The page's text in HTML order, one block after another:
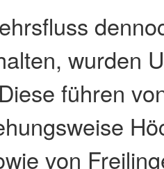
wurden
führen
von